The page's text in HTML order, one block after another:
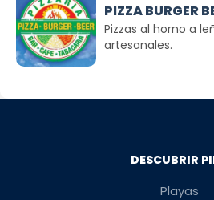
PIZZA BURGER
Pizzas al horno a
artesanales.
DESCUBRIR
Playas